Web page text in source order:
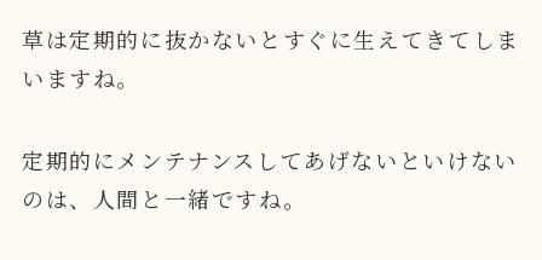
草は定期的に抜かないとすぐに生えてきてしま
いますね。
定期的にメンテナンスしてあげないといけない
のは、人間と一緒ですね。